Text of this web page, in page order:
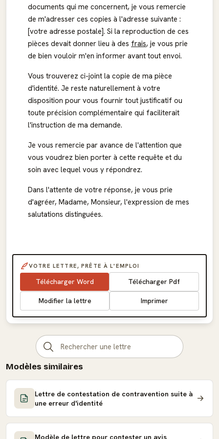
documents qui me concernent, je vous remercie
de m'adresser ces copies à l'adresse suivante :
[votre adresse postale]. Si la reproduction de ces
pièces devait donner lieu à des frais, je vous prie
de bien vouloir m'en informer avant tout envoi.
Vous trouverez ci-joint la copie de ma pièce
d'identité. Je reste naturellement à votre
disposition pour vous fournir tout justificatif ou
toute précision complémentaire qui faciliterait
l'instruction de ma demande.
Je vous remercie par avance de l'attention que
vous voudrez bien porter à cette requête et du
soin avec lequel vous y répondrez.
Dans l'attente de votre réponse, je vous prie
d'agréer, Madame, Monsieur, l'expression de mes
salutations distinguées.
VOTRE LETTRE, PRÊTE À L'EMPLOI
Télécharger Word Télécharger Pdf
Modifier la lettre Imprimer
Modèles similaires
Lettre de contestation de contravention suite à
une erreur d'identité
Modèle de lettre pour contester un avis